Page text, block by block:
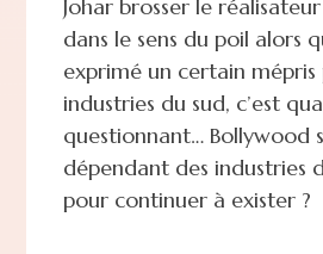
Johar brosser le réalisateur
dans le sens du poil alors
exprimé un certain mépris
industries du sud, c’est
questionnant… Bollywood
dépendant des industries
pour continuer à exister ?